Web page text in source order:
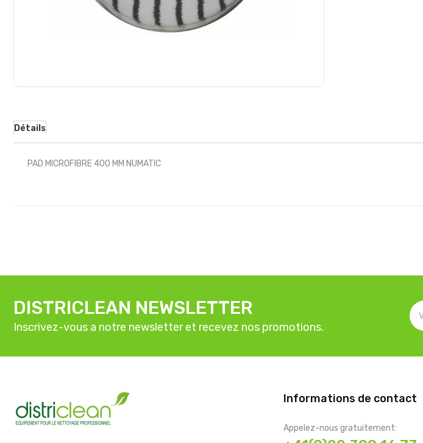
Détails
PAD MICROFIBRE 400 MM NUMATIC
DISTRICLEAN NEWSLETTER
Inscrivez-vous a notre newsletter et recevez nos promotions.
Informations de contact
Appelez-nous gratuitement: